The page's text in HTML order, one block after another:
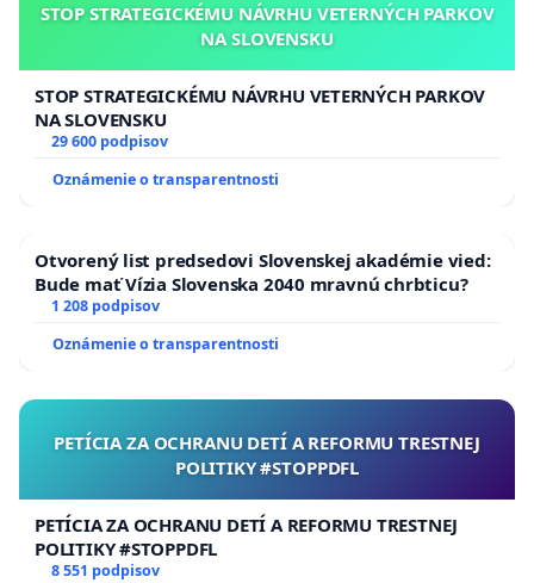
STOP STRATEGICKÉMU NÁVRHU VETERNÝCH PARKOV
NA SLOVENSKU
STOP STRATEGICKÉMU NÁVRHU VETERNÝCH PARKOV
NA SLOVENSKU
29 600 podpisov
Oznámenie o transparentnosti
Otvorený list predsedovi Slovenskej akadémie vied:
Bude mať Vízia Slovenska 2040 mravnú chrbticu?
1 208 podpisov
Oznámenie o transparentnosti
PETÍCIA ZA OCHRANU DETÍ A REFORMU TRESTNEJ
POLITIKY #STOPPDFL
PETÍCIA ZA OCHRANU DETÍ A REFORMU TRESTNEJ
POLITIKY #STOPPDFL
8 551 podpisov